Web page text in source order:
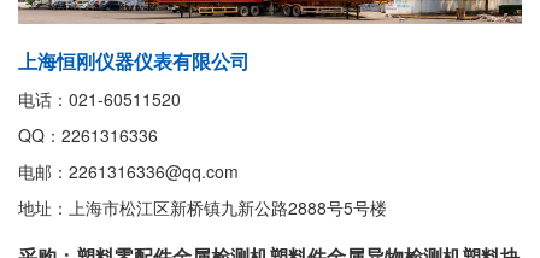
上海恒刚仪器仪表有限公司
电话：021-60511520
QQ：2261316336
电邮：2261316336@qq.com
地址：上海市松江区新桥镇九新公路2888号5号楼